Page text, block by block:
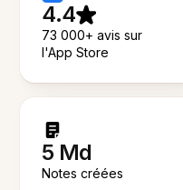
4.4
73 000+ avis sur
l'App Store
5 Md
Notes créées